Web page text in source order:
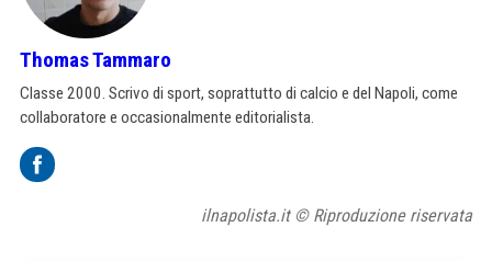
Thomas Tammaro
Classe 2000. Scrivo di sport, soprattutto di calcio e del Napoli, come
collaboratore e occasionalmente editorialista.
ilnapolista.it © Riproduzione riservata